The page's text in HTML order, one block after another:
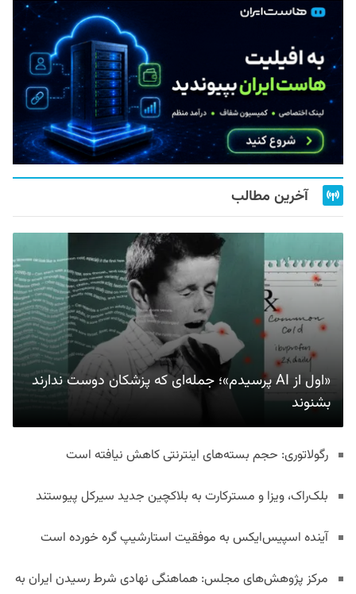
آخرین مطالب
«اول از AI پرسیدم»؛ جمله‌ای که پزشکان دوست ندارند
بشنوند
رگولاتوری: حجم بسته‌های اینترنتی کاهش نیافته است
بلک‌راک، ویزا و مسترکارت به بلاکچین جدید سیرکل پیوستند
آینده اسپیس‌ایکس به موفقیت استارشیپ گره خورده است
مرکز پژوهش‌های مجلس: هماهنگی نهادی شرط رسیدن ایران به